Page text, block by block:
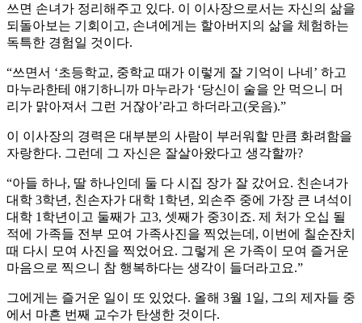
쓰면 손녀가 정리해주고 있다. 이 이사장으로서는 자신의 삶을
되돌아보는 기회이고, 손녀에게는 할아버지의 삶을 체험하는
독특한 경험일 것이다.
“쓰면서 ‘초등학교, 중학교 때가 이렇게 잘 기억이 나네’ 하고
마누라한테 얘기하니까 마누라가 ‘당신이 술을 안 먹으니 머
리가 맑아져서 그런 거잖아’라고 하더라고(웃음).”
이 이사장의 경력은 대부분의 사람이 부러워할 만큼 화려함을
자랑한다. 그런데 그 자신은 잘살아왔다고 생각할까?
“아들 하나, 딸 하나인데 둘 다 시집 장가 잘 갔어요. 친손녀가
대학 3학년, 친손자가 대학 1학년, 외손주 중에 가장 큰 녀석이
대학 1학년이고 둘째가 고3, 셋째가 중3이죠. 제 처가 오십 될
적에 가족들 전부 모여 가족사진을 찍었는데, 이번에 칠순잔치
때 다시 모여 사진을 찍었어요. 그렇게 온 가족이 모여 즐거운
마음으로 찍으니 참 행복하다는 생각이 들더라고요.”
그에게는 즐거운 일이 또 있었다. 올해 3월 1일, 그의 제자들 중
에서 마흔 번째 교수가 탄생한 것이다.